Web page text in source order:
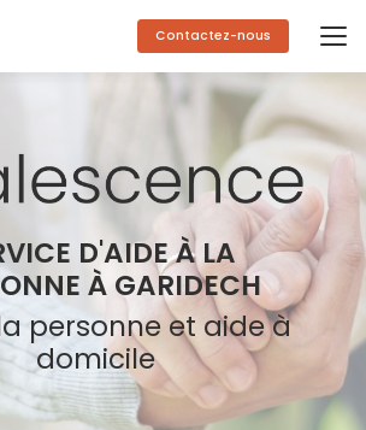
Contactez-nous
D'AIDE À LA
À GARIDECH
personne et aide à
domicile